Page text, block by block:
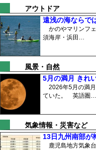
アウトドア
遠浅の海ならで
かのやマリンフ
須海岸・浜田…
風景・自然
5月の満月 きれ
2026年5月の満月
ていた。 英語圏…
気象情報・災害など
13日九州南部
鹿児島地方気象